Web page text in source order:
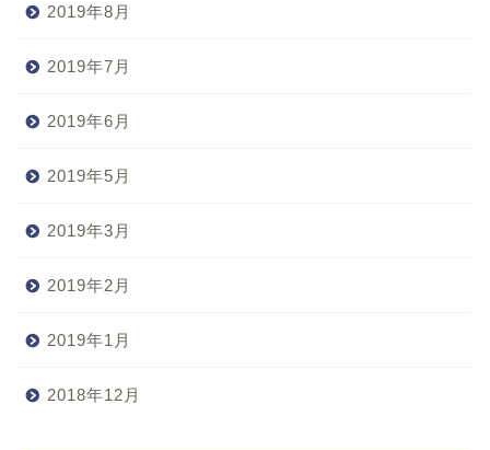
2019年8月
2019年7月
2019年6月
2019年5月
2019年3月
2019年2月
2019年1月
2018年12月